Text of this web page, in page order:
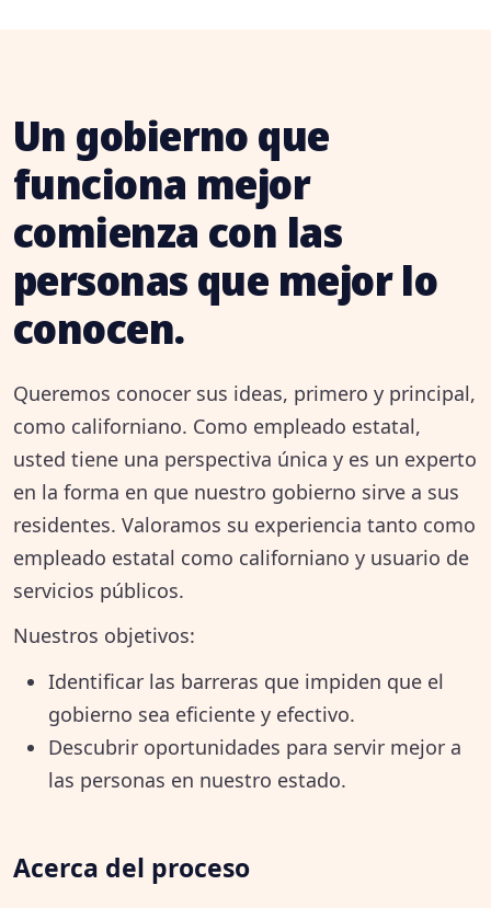
Un gobierno que
funciona mejor
comienza con las
personas que mejor lo
conocen.
Queremos conocer sus ideas, primero y principal,
como californiano. Como empleado estatal,
usted tiene una perspectiva única y es un experto
en la forma en que nuestro gobierno sirve a sus
residentes. Valoramos su experiencia tanto como
empleado estatal como californiano y usuario de
servicios públicos.
Nuestros objetivos:
Identificar las barreras que impiden que el
gobierno sea eficiente y efectivo.
Descubrir oportunidades para servir mejor a
las personas en nuestro estado.
Acerca del proceso